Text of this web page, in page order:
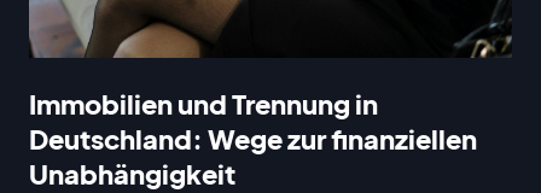
Immobilien und Trennung in
Deutschland: Wege zur finanziellen
Unabhängigkeit